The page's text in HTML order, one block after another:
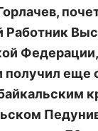
Работник
получил еще